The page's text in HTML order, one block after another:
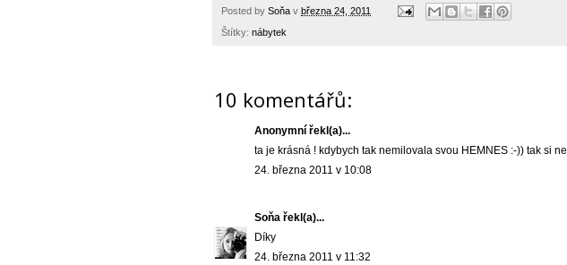
Posted by Soňa v března 24, 2011
Štítky: nábytek
10 komentářů:
Anonymní řekl(a)...
ta je krásná ! kdybych tak nemilovala svou HEMNES :-)) tak si
24. března 2011 v 10:08
Soňa řekl(a)...
Díky
24. března 2011 v 11:32